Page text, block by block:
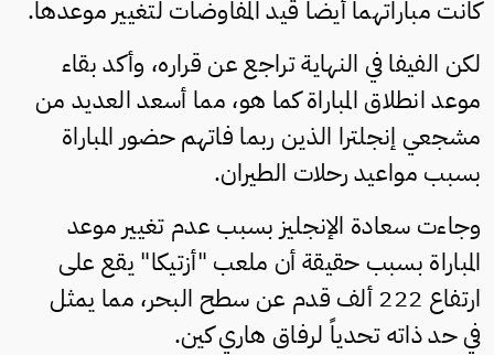
كانت مباراتهما أيضاً قيد المفاوضات لتغيير موعدها.
لكن الفيفا في النهاية تراجع عن قراره، وأكد بقاء
موعد انطلاق المباراة كما هو، مما أسعد العديد من
مشجعي إنجلترا الذين ربما فاتهم حضور المباراة
بسبب مواعيد رحلات الطيران.
وجاءت سعادة الإنجليز بسبب عدم تغيير موعد
المباراة بسبب حقيقة أن ملعب "أزتيكا" يقع على
ارتفاع 222 ألف قدم عن سطح البحر، مما يمثل
في حد ذاته تحدياً لرفاق هاري كين.